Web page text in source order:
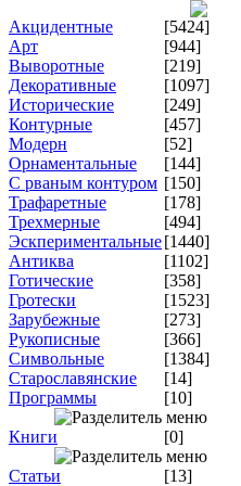
Акцидентные
[5424]
Арт
[944]
Выворотные
[219]
Декоративные
[1097]
Исторические
[249]
Контурные
[457]
Модерн
[52]
Орнаментальные
[144]
С рваным контуром [150]
Трафаретные
[178]
Трехмерные
[494]
Эскпериментальные[1440]
Антиква
[1102]
Готические
[358]
Гротески
[1523]
Зарубежные
[273]
Рукописные
[366]
Символьные
[1384]
Старославянские
[14]
Программы
[10]
Книги [0]
Статьи [13]